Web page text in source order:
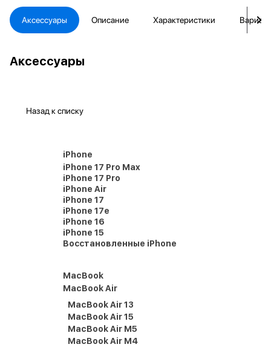
Аксессуары Описание Характеристики
Аксессуары
Назад к списку
iPhone
iPhone 17 Pro Max
iPhone 17 Pro
iPhone Air
iPhone 17
iPhone 17e
iPhone 16
iPhone 15
Восстановленные iPhone
MacBook
MacBook Air
MacBook Air 13
MacBook Air 15
MacBook Air M5
MacBook Air M4